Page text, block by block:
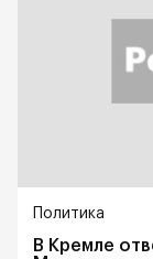
Политика
В Кремле